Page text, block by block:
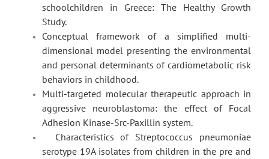
schoolchildren in Greece: The Healthy Growth
Study.
Conceptual framework of a simplified multi-
dimensional model presenting the environmental
and personal determinants of cardiometabolic risk
behaviors in childhood.
Multi-targeted molecular therapeutic approach in
aggressive neuroblastoma: the effect of Focal
Adhesion Kinase-Src-Paxillin system.
Characteristics of Streptococcus pneumoniae
serotype 19A isolates from children in the pre and